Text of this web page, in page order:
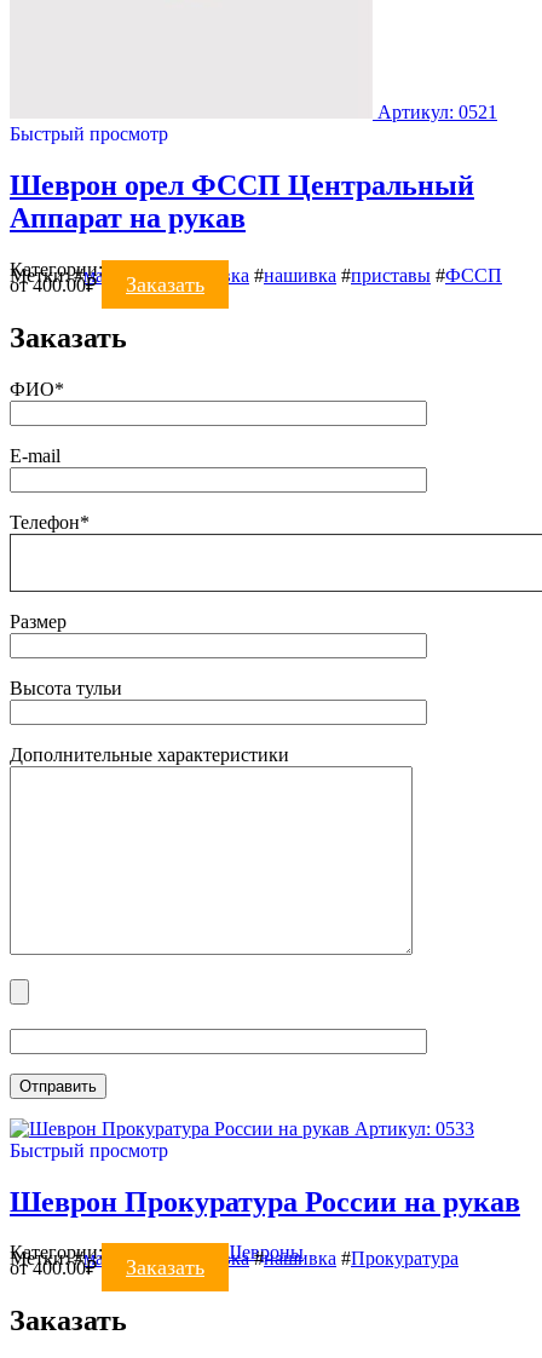
Артикул: 0521
Быстрый просмотр
Шеврон орел ФССП Центральный
Аппарат на рукав
Категории:
Метки:#машинная вышивка #нашивка #приставы #ФССП
от400.00₽ Заказать
Заказать
ФИО*
E-mail
Телефон*
Размер
Высота тульи
Дополнительные характеристики
Артикул: 0533
Быстрый просмотр
Шеврон Прокуратура России на рукав
Категории: Шевроны
Метки:#машинная вышивка#нашивка #Прокуратура
от400.00₽ Заказать
Заказать